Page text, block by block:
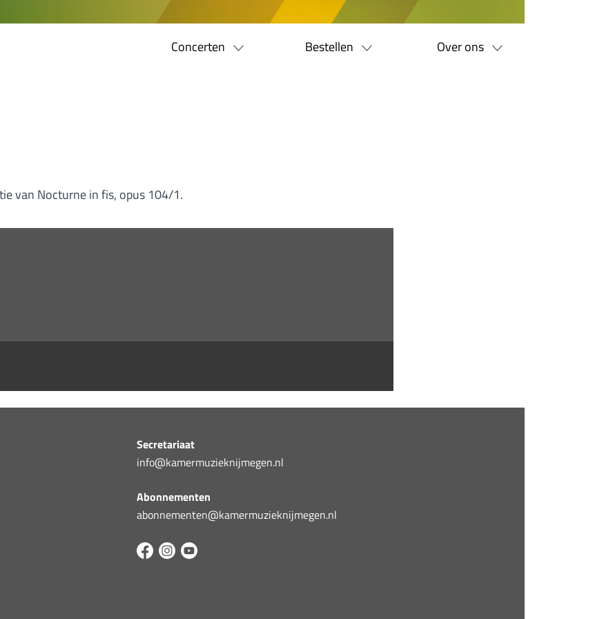
Concerten Bestellen Over ons
van Nocturne in fis, opus 104/1.
Secretariaat
info@kamermuzieknijmegen.nl
Abonnementen
abonnementen@kamermuzieknijmegen.nl